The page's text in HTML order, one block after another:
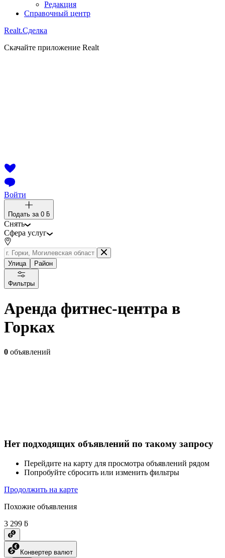
Редакция
Справочный центр
Realt.Сделка
Скачайте приложение Realt
Войти
Подать за 0 ƃ
Снять
Сфера услуг
Улица Район
Фильтры
Аренда фитнес-центра в
Горках
0 объявлений
Нет подходящих объявлений по такому запросу
Перейдите на карту для просмотра объявлений рядом
Попробуйте сбросить или изменить фильтры
Продолжить на карте
Похожие объявления
3 299 ƃ
Конвертер валют